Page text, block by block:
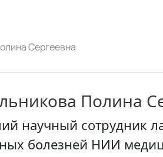
Сергеевна
Полина
научный сотрудник
болезней НИИ